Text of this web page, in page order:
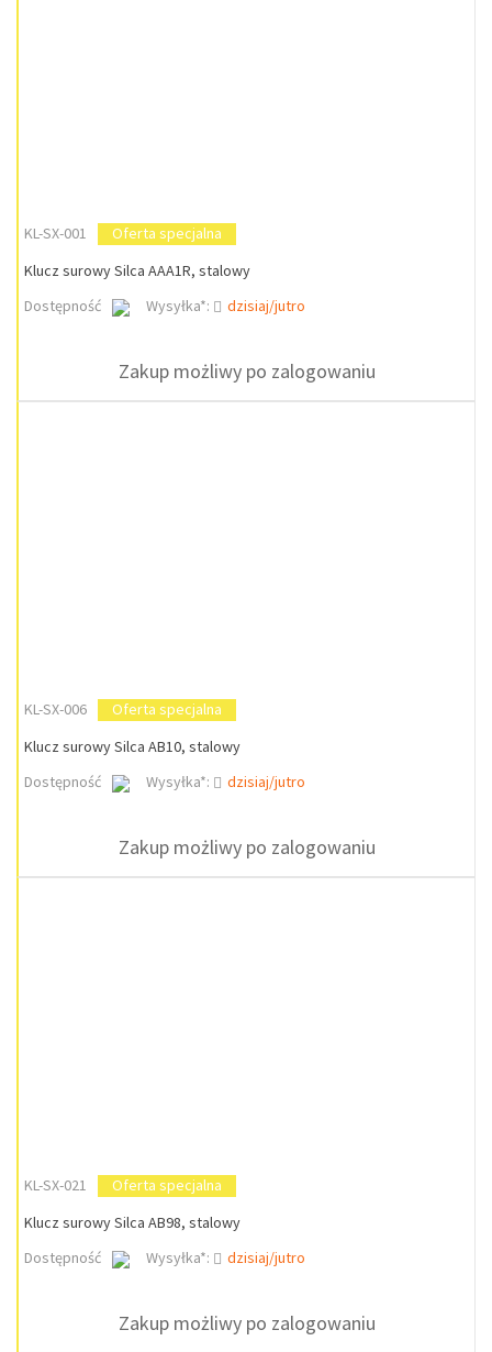
KL-SX-001
Oferta specjalna
Klucz surowy Silca AAA1R, stalowy
Dostępność
Wysyłka*: dzisiaj/jutro
Zakup możliwy po zalogowaniu
KL-SX-006
Oferta specjalna
Klucz surowy Silca AB10, stalowy
Dostępność
Wysyłka*: dzisiaj/jutro
Zakup możliwy po zalogowaniu
KL-SX-021
Oferta specjalna
Klucz surowy Silca AB98, stalowy
Dostępność
Wysyłka*: dzisiaj/jutro
Zakup możliwy po zalogowaniu